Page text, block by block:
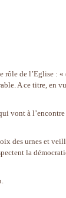
rôle de l’Eglise :
A ce titre, en
vont à l’encontre
des urnes et
la